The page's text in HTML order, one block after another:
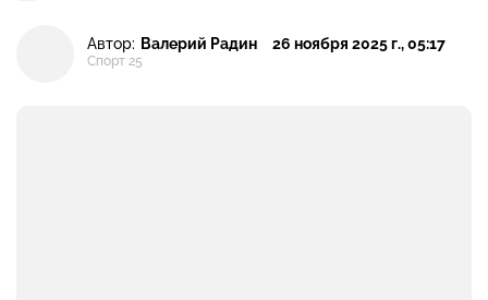
Автор: Валерий Радин
Спорт 25
26 ноября 2025 г., 05:17